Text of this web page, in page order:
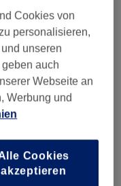
Berlin
anzeigen
Cookies von
personalisieren,
unseren
auch
Webseite an
Werbung und
Cookies
akzeptieren